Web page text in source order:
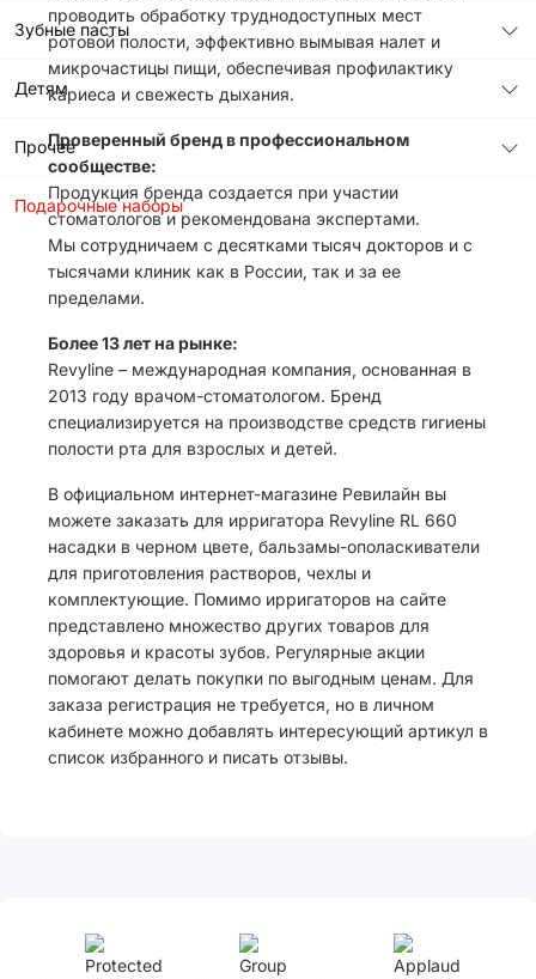
Зубные пасты
Детям
Прочее
Подарочные наборы
проводить обработку труднодоступных мест
ротовой полости, эффективно вымывая налет и
микрочастицы пищи, обеспечивая профилактику
кариеса и свежесть дыхания.
Проверенный бренд в профессиональном
сообществе:
Продукция бренда создается при участии
стоматологов и рекомендована экспертами.
Мы сотрудничаем с десятками тысяч докторов и с
тысячами клиник как в России, так и за ее
пределами.
Более 13 лет на рынке:
Revyline – международная компания, основанная в
2013 году врачом-стоматологом. Бренд
специализируется на производстве средств гигиены
полости рта для взрослых и детей.
В официальном интернет-магазине Ревилайн вы
можете заказать для ирригатора Revyline RL 660
насадки в черном цвете, бальзамы-ополаскиватели
для приготовления растворов, чехлы и
комплектующие. Помимо ирригаторов на сайте
представлено множество других товаров для
здоровья и красоты зубов. Регулярные акции
помогают делать покупки по выгодным ценам. Для
заказа регистрация не требуется, но в личном
кабинете можно добавлять интересующий артикул в
список избранного и писать отзывы.